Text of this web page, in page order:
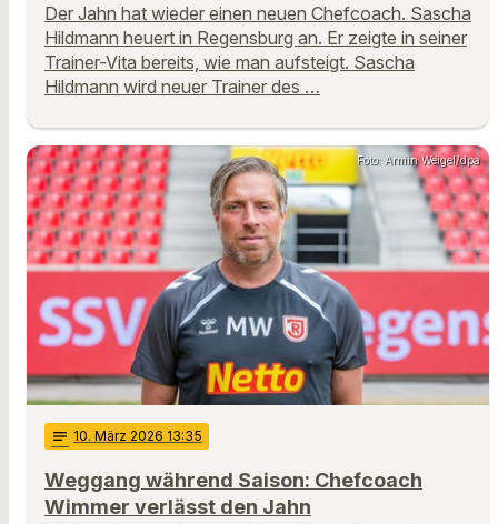
Der Jahn hat wieder einen neuen Chefcoach. Sascha
Hildmann heuert in Regensburg an. Er zeigte in seiner
Trainer-Vita bereits, wie man aufsteigt. Sascha
Hildmann wird neuer Trainer des …
Foto: Armin Weigel/dpa
notes 10. März 2026 13:35
Weggang während Saison: Chefcoach
Wimmer verlässt den Jahn